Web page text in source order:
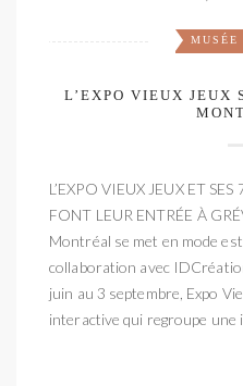
MUSÉE
L’EXPO VIEUX JEUX
L’EXPO VIEUX JEUX ET
FONT LEUR ENTRÉE À
Montréal se met en mode
collaboration avec
juin au 3 septembre, Expo
interactive qui regroupe une